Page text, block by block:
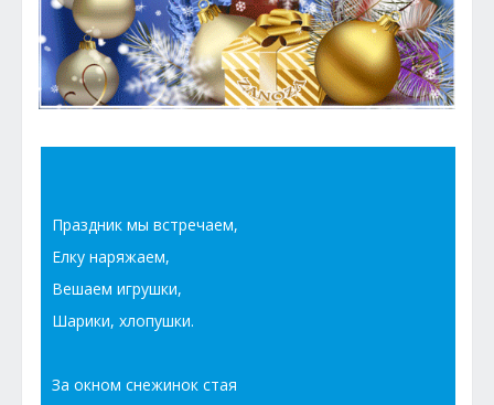
Праздник мы встречаем,
Елку наряжаем,
Вешаем игрушки,
Шарики, хлопушки.
За окном снежинок стая